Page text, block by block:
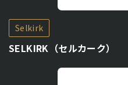
Selkirk
SELKIRK（セルカーク）